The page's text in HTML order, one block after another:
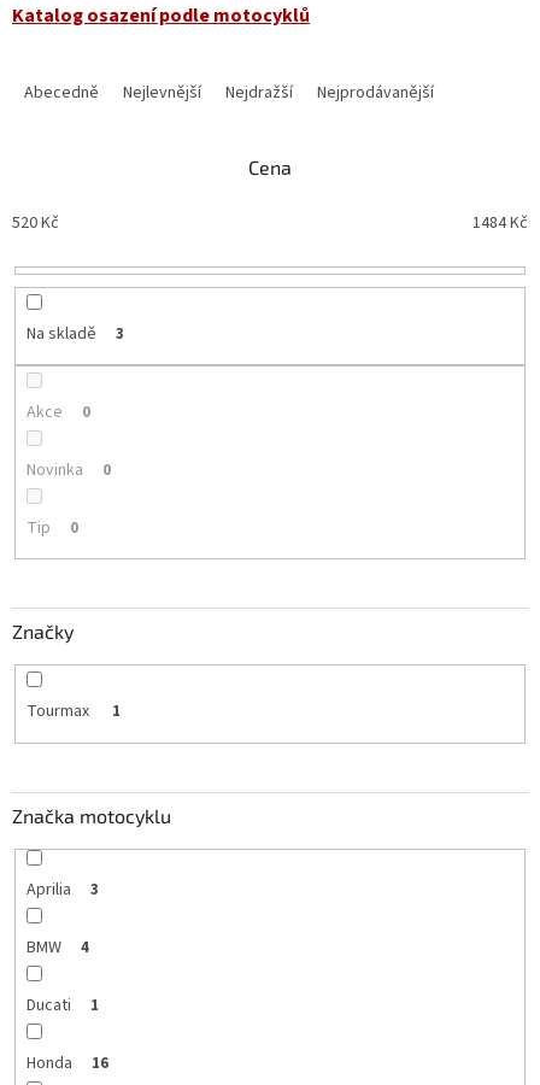
Katalog osazení podle motocyklů
p
o
Abecedně Nejlevnější Nejdražší Nejprodávanější
Cena
520Kč 1484Kč
Na skladě 3
Akce 0
Novinka 0
Tip 0
Značky
Tourmax 1
Značka motocyklu
Aprilia 3
BMW 4
Ducati 1
Honda 16